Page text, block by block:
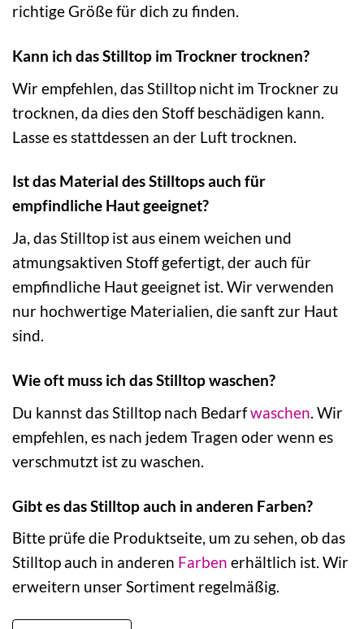
richtige Größe für dich zu finden.
Kann ich das Stilltop im Trockner trocknen?
Wir empfehlen, das Stilltop nicht im Trockner zu
trocknen, da dies den Stoff beschädigen kann.
Lasse es stattdessen an der Luft trocknen.
Ist das Material des Stilltops auch für
empfindliche Haut geeignet?
Ja, das Stilltop ist aus einem weichen und
atmungsaktiven Stoff gefertigt, der auch für
empfindliche Haut geeignet ist. Wir verwenden
nur hochwertige Materialien, die sanft zur Haut
sind.
Wie oft muss ich das Stilltop waschen?
Du kannst das Stilltop nach Bedarfwaschen. Wir
empfehlen, es nach jedem Tragen oder wenn es
verschmutzt ist zu waschen.
Gibt es das Stilltop auch in anderen Farben?
Bitte prüfe die Produktseite, um zu sehen, ob das
Stilltop auch in anderen Farben erhältlich ist. Wir
erweitern unser Sortiment regelmäßig.